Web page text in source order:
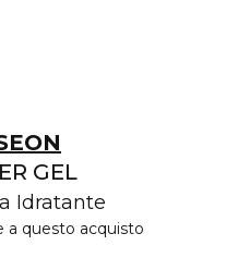
GEL
Idratante
a questo acquisto